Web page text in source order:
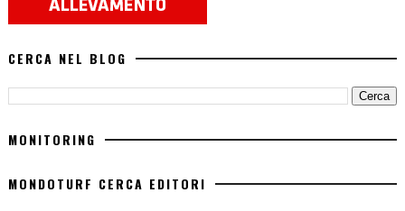
CERCA NEL BLOG
MONITORING
MONDOTURF CERCA EDITORI